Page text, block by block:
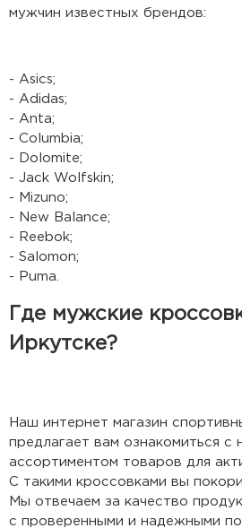
мужчин известных брендов:
- Asics;
- Adidas;
- Anta;
- Columbia;
- Dolomite;
- Jack Wolfskin;
- Mizuno;
- New Balance;
- Reebok;
- Salomon;
- Puma.
Где мужские
Иркутске?
Наш интернет магазин
предлагает вам ознакомиться с
ассортиментом товаров для
С такими кроссовками вы
Мы отвечаем за качество
с проверенными и надежными